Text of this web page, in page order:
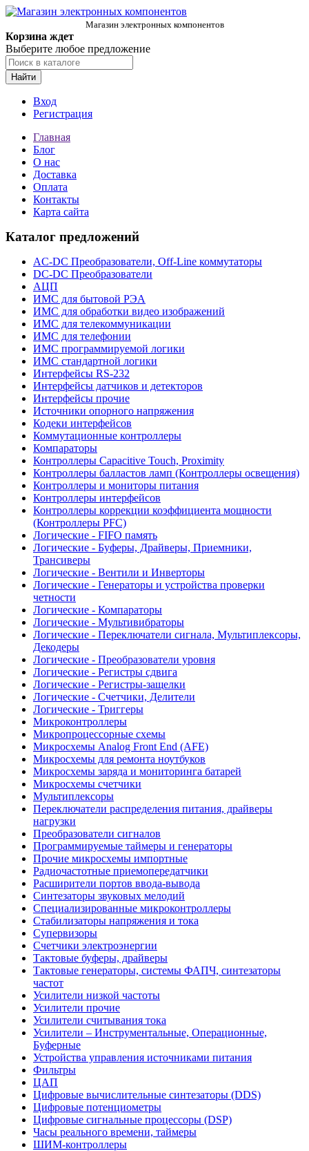
Магазин электронных компонентов
Корзина ждет
Выберите любое предложение
Найти
Вход
Регистрация
Главная
Блог
О нас
Доставка
Оплата
Контакты
Карта сайта
Каталог предложений
AC-DC Преобразователи, Off-Line коммутаторы
DC-DC Преобразователи
АЦП
ИМС для бытовой РЭА
ИМС для обработки видео изображений
ИМС для телекоммуникации
ИМС для телефонии
ИМС программируемой логики
ИМС стандартной логики
Интерфейсы RS-232
Интерфейсы датчиков и детекторов
Интерфейсы прочие
Источники опорного напряжения
Кодеки интерфейсов
Коммутационные контроллеры
Компараторы
Контроллеры Capacitive Touch, Proximity
Контроллеры балластов ламп (Контроллеры освещения)
Контроллеры и мониторы питания
Контроллеры интерфейсов
Контроллеры коррекции коэффициента мощности
(Контроллеры PFC)
Логические - FIFO память
Логические - Буферы, Драйверы, Приемники,
Трансиверы
Логические - Вентили и Инверторы
Логические - Генераторы и устройства проверки
четности
Логические - Компараторы
Логические - Мультивибраторы
Логические - Переключатели сигнала, Мультиплексоры,
Декодеры
Логические - Преобразователи уровня
Логические - Регистры сдвига
Логические - Регистры-защелки
Логические - Счетчики, Делители
Логические - Триггеры
Микроконтроллеры
Микропроцессорные схемы
Микросхемы Analog Front End (AFE)
Микросхемы для ремонта ноутбуков
Микросхемы заряда и мониторинга батарей
Микросхемы счетчики
Мультиплексоры
Переключатели распределения питания, драйверы
нагрузки
Преобразователи сигналов
Программируемые таймеры и генераторы
Прочие микросхемы импортные
Радиочастотные приемопередатчики
Расширители портов ввода-вывода
Синтезаторы звуковых мелодий
Специализированные микроконтроллеры
Стабилизаторы напряжения и тока
Супервизоры
Счетчики электроэнергии
Тактовые буферы, драйверы
Тактовые генераторы, системы ФАПЧ, синтезаторы
частот
Усилители низкой частоты
Усилители прочие
Усилители считывания тока
Усилители – Инструментальные, Операционные,
Буферные
Устройства управления источниками питания
Фильтры
ЦАП
Цифровые вычислительные синтезаторы (DDS)
Цифровые потенциометры
Цифровые сигнальные процессоры (DSP)
Часы реального времени, таймеры
ШИМ-контроллеры